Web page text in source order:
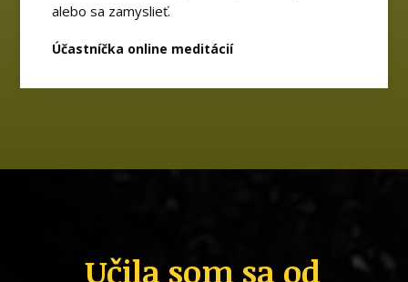
alebo sa zamyslieť.
Účastníčka online meditácií
Učila som sa od